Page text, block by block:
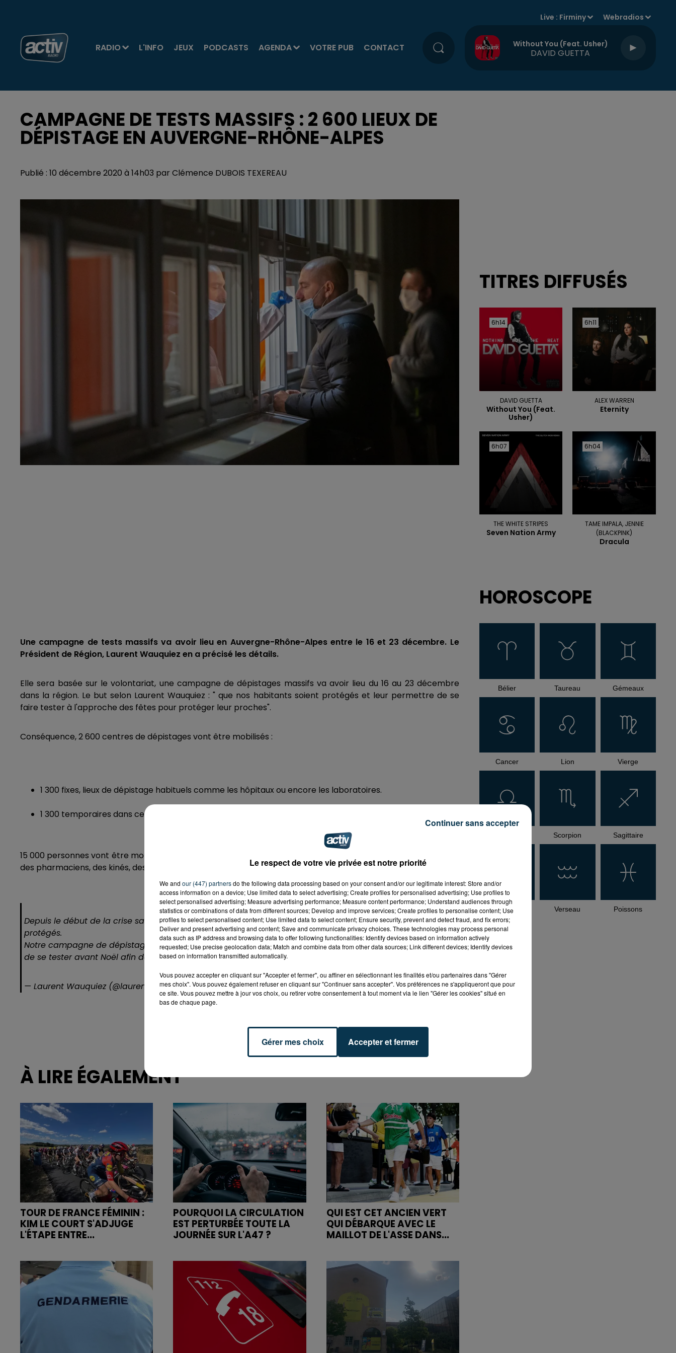
RADIO L'INFO JEUX PODCASTS AGENDA VOTRE PUB CONTACT
Live : Firminy Webradios
Without You (feat. Usher)
DAVID GUETTA
CAMPAGNE DE TESTS MASSIFS : 2 600 LIEUX DE
DÉPISTAGE EN AUVERGNE-RHÔNE-ALPES
Publié : 10 décembre 2020 à 14h03 par Clémence DUBOIS TEXEREAU
Une campagne de tests massifs va avoir lieu en Auvergne-Rhône-Alpes entre le 16 et 23 décembre. Le
Président de Région, Laurent Wauquiez en a précisé les détails.
Elle sera basée sur le volontariat, une campagne de dépistages massifs va avoir lieu du 16 au 23 décembre
dans la région. Le but selon Laurent Wauquiez : " que nos habitants soient protégés et leur permettre de se
faire tester à l'approche des fêtes pour protéger leur proches".
Conséquence, 2 600 centres de dépistages vont être mobilisés :
1 300 fixes, lieux de dépistage habituels comme les hôpitaux ou encore les laboratoires.
1 300 temporaires dans certaines gares notamment ou encore les centres commerciaux.
15 000 personnes vont être mobilisées pour cette grande campagne notamment des médecins, des infirmiers,
des pharmaciens, des kinés, des dentistes mais aussi des bénévoles de la Croix-Rouge ou encore les pompiers.
Depuis le début de la crise sanitaire, notre volonté est inchangée : tout faire pour que nos habitants soient
protégés.
Notre campagne de dépistage poursuit le même objectif : permettre à tous les habitants qui le souhaitent
de se tester avant Noël afin de protéger leurs proches.
— Laurent Wauquiez (@laurentwauquiez)December 10, 2020
À LIRE ÉGALEMENT
TOUR DE FRANCE FÉMININ :
KIM LE COURT S'ADJUGE
L'ÉTAPE ENTRE...
POURQUOI LA CIRCULATION
EST PERTURBÉE TOUTE LA
JOURNÉE SUR L'A47 ?
QUI EST CET ANCIEN VERT
QUI DÉBARQUE AVEC LE
MAILLOT DE L'ASSE DANS...
TITRES DIFFUSÉS
6h14
6h14
DAVID GUETTA
Without You (feat.
Usher)
6h11
6h11
ALEX WARREN
Eternity
6h07
6h07
THE WHITE STRIPES
Seven Nation Army
6h04
6h04
TAME IMPALA, JENNIE
(BLACKPINK)
Dracula
HOROSCOPE
Bélier Taureau Gémeaux
Cancer Lion Vierge
Scorpion Sagittaire
Capricorne Verseau Poissons
Le respect de votre vie privée est notre priorité
We and our (447) partnersdo the following data processing based on your consent and/or our legitimate interest: Store and/or
access information on a device; Use limited data to select advertising; Create profiles for personalised advertising; Use profiles to
select personalised advertising; Measure advertising performance; Measure content performance; Understand audiences through
statistics or combinations of data from different sources; Develop and improve services; Create profiles to personalise content; Use
profiles to select personalised content; Use limited data to select content; Ensure security, prevent and detect fraud, and fix errors;
Deliver and present advertising and content; Save and communicate privacy choices. These technologies may process personal
data such as IP address and browsing data to offer following functionalities: Identify devices based on information actively
requested; Use precise geolocation data; Match and combine data from other data sources; Link different devices; Identify devices
based on information transmitted automatically.
Vous pouvez accepter en cliquant sur "Accepter et fermer", ou affiner en sélectionnant les finalités et/ou partenaires dans "Gérer
mes choix". Vous pouvez également refuser en cliquant sur "Continuer sans accepter". Vos préférences ne s'appliqueront que pour
ce site. Vous pouvez mettre à jour vos choix, ou retirer votre consentement à tout moment via le lien "Gérer les cookies" situé en
bas de chaque page.
Gérer mes choix Accepter et fermer
Continuer sans accepter